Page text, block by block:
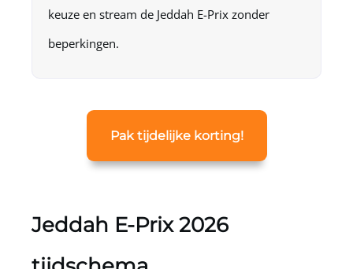
keuze en stream de Jeddah E-Prix zonder
beperkingen.
Pak tijdelijke korting!
Jeddah E‑Prix 2026